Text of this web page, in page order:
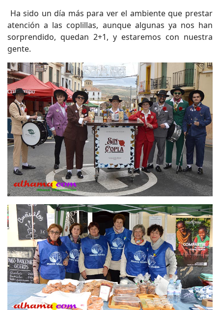
Ha sido un día más para ver el ambiente que prestar
atención a las coplillas, aunque algunas ya nos han
sorprendido, quedan 2+1, y estaremos con nuestra
gente.